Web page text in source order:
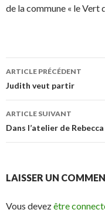
de la commune « le Vert
Navigation
des
articles
ARTICLE PRÉCÉDENT
Judith veut partir
ARTICLE SUIVANT
Dans l’atelier de
LAISSER UN
Vous devezêtre